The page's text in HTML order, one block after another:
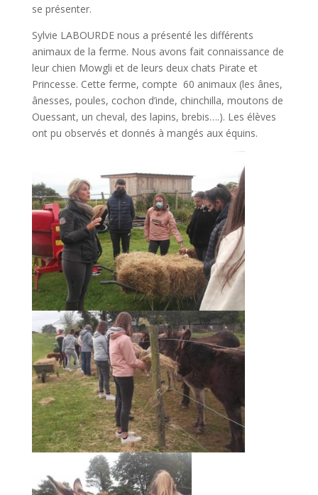
se présenter.
Sylvie LABOURDE nous a présenté les différents
animaux de la ferme. Nous avons fait connaissance de
leur chien Mowgli et de leurs deux chats Pirate et
Princesse. Cette ferme, compte 60 animaux (les ânes,
ânesses, poules, cochon d’inde, chinchilla, moutons de
Ouessant, un cheval, des lapins, brebis….). Les élèves
ont pu observés et donnés à mangés aux équins.